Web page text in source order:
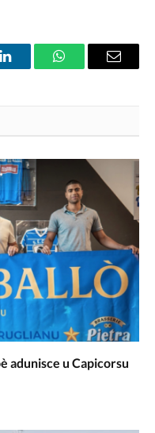
LinkedInWhatsAppEmail
adunisce u Capicorsu